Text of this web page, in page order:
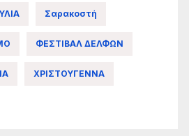
Σαρακοστή
ΦΕΣΤΙΒΑΛ ΔΕΛΦΩΝ
ΧΡΙΣΤΟΥΓΕΝΝΑ